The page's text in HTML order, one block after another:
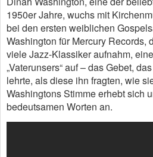
1950er Jahre, wuchs mit
bei den ersten weiblichen
Washington für Mercury Records,
viele Jazz-Klassiker aufnahm,
„Vaterunsers“ auf – das Gebet,
lehrte, als diese ihn fragten, wie
Washingtons Stimme erhebt sich
bedeutsamen Worten an.